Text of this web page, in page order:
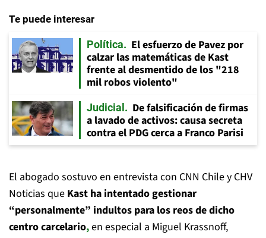
Te puede interesar
Política
El esfuerzo de Pavez por
calzar las matemáticas de Kast
frente al desmentido de los "218
mil robos violento"
Judicial
De falsificación de firmas
a lavado de activos: causa secreta
contra el PDG cerca a Franco Parisi
El abogado sostuvo en entrevista con CNN Chile y CHV
Noticias que Kast ha intentado gestionar
“personalmente” indultos para los reos de dicho
centro carcelario,en especial a Miguel Krassnoff,